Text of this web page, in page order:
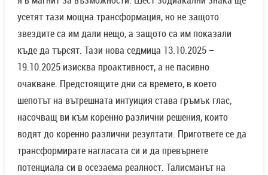
усетят тази мощна трансформация, но не защото
звездите са им дали нещо, а защото са им показали
къде да търсят. Тази нова седмица 13.10.2025 –
19.10.2025 изисква проактивност, а не пасивно
очакване. Предстоящите дни са времето, в което
шепотът на вътрешната интуиция става гръмък глас,
насочващ ви към коренно различни решения, които
водят до коренно различни резултати. Пригответе се да
трансформирате нагласата си и да превърнете
потенциала си в осезаема реалност. Талисманът на